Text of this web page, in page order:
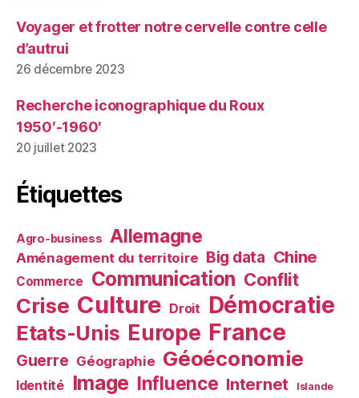
Voyager et frotter notre cervelle contre celle
d’autrui
26 décembre 2023
Recherche iconographique du Roux
1950′-1960′
20 juillet 2023
Étiquettes
Agro-business Allemagne
Aménagement du territoire Big data Chine
Commerce Communication Conflit
Crise Culture Droit Démocratie
Etats-Unis Europe France
Guerre Géographie Géoéconomie
Identité Image Influence Internet Islande